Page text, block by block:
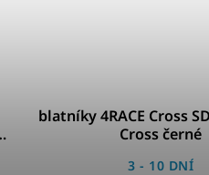
blatníky 4RACE Cross
Cross černé
3 - 10 DNÍ